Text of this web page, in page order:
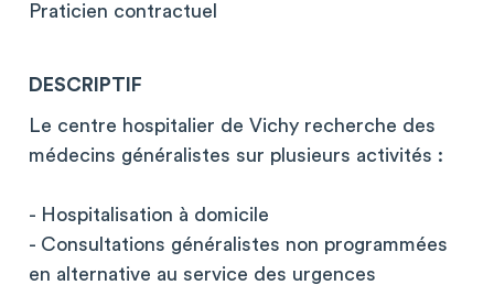
Praticien contractuel
DESCRIPTIF
Le centre hospitalier de Vichy recherche des
médecins généralistes sur plusieurs activités :
- Hospitalisation à domicile
- Consultations généralistes non programmées
en alternative au service des urgences